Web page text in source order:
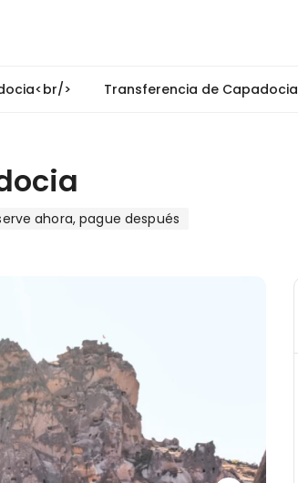
> Transferencia de Capadocia
ahora, pague después